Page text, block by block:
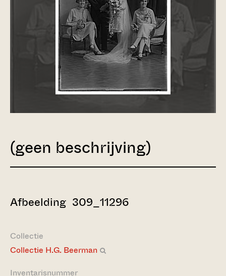
(geen beschrijving)
Afbeelding 309_11296
Collectie
Collectie H.G. Beerman
Inventarisnummer